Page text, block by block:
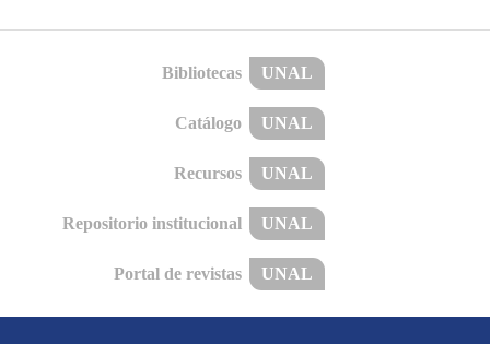
Bibliotecas UNAL
Catálogo UNAL
Recursos UNAL
Repositorio institucional UNAL
Portal de revistas UNAL